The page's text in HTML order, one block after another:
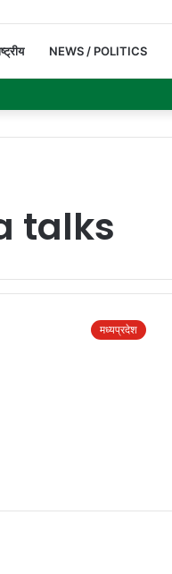
NEWS / POLITICS
talks
मध्यप्रदेश